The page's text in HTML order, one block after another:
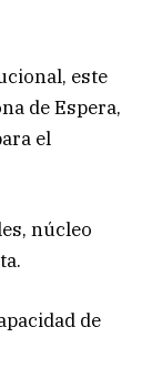
este
de Espera,
el
núcleo
de